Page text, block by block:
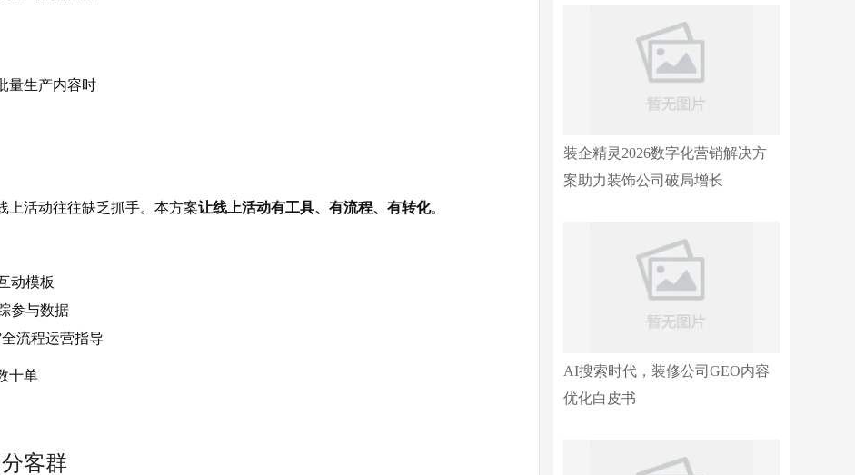
量生产内容时
上活动往往缺乏抓手。本方案让线上活动有工具、有流程、有转化。
动模板
参与数据
流程运营指导
十单
客群
装企精灵2026数字化营销解决方
案助力装饰公司破局增长
AI搜索时代，装修公司GEO内容
优化白皮书